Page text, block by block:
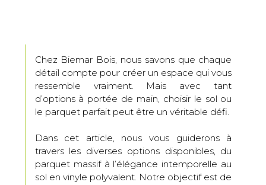
Chez Biemar Bois, nous savons que chaque
détail compte pour créer un espace qui vous
ressemble vraiment. Mais avec tant
d’options à portée de main, choisir le sol ou
le parquet parfait peut être un véritable défi.
Dans cet article, nous vous guiderons à
travers les diverses options disponibles, du
parquet massif à l’élégance intemporelle au
sol en vinyle polyvalent. Notre objectif est de